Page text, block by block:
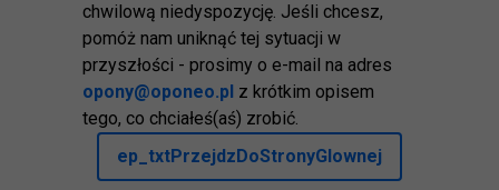
chwilową niedyspozycję. Jeśli chcesz,
pomóż nam uniknąć tej sytuacji w
przyszłości - prosimy o e-mail na adres
opony@oponeo.pl z krótkim opisem
tego, co chciałeś(aś) zrobić.
ep_txtPrzejdzDoStronyGlownej